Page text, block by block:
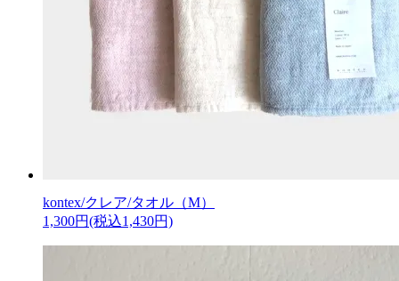
kontex/クレア/タオル（M）
1,300円(税込1,430円)